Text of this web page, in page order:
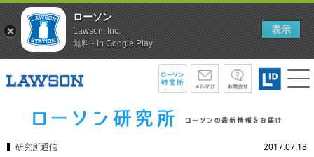
研究所通信 2017.07.18
ローソン
Lawson, Inc.
無料 - In Google Play
表示